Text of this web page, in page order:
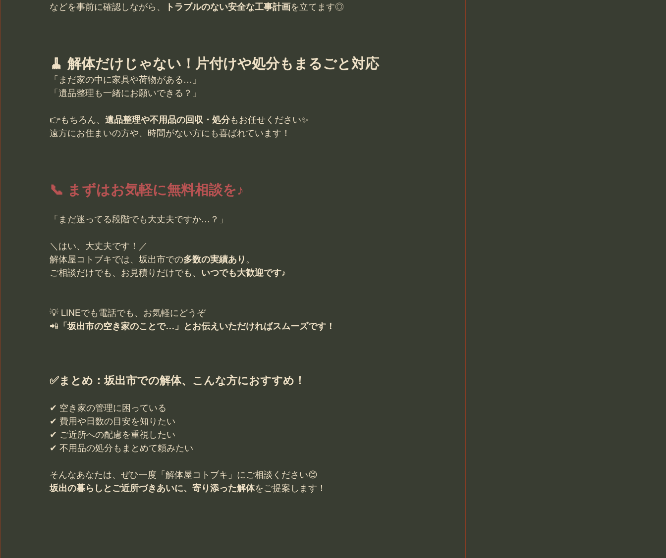
などを事前に確認しながら、
トラブルのない安全な工事計画を立てます◎
🧹 解体だけじゃない！片付けや処分もまるごと対応
「まだ家の中に家具や荷物がある…」
「遺品整理も一緒にお願いできる？」
👉もちろん、 遺品整理や不用品の回収・処分もお任せください✨
遠方にお住まいの方や、時間がない方にも喜ばれています！
📞 まずはお気軽に無料相談を♪
「まだ迷ってる段階でも大丈夫ですか…？」
＼はい、大丈夫です！／
解体屋コトブキでは、坂出市での多数の実績あり。
ご相談だけでも、お見積りだけでも、 いつでも大歓迎です♪
💡 LINEでも電話でも、お気軽にどうぞ
📲 「坂出市の空き家のことで…」とお伝えいただければスムーズです！
✅まとめ：坂出市での解体、こんな方におすすめ！
✔ 空き家の管理に困っている
✔ 費用や日数の目安を知りたい
✔ ご近所への配慮を重視したい
✔ 不用品の処分もまとめて頼みたい
そんなあなたは、ぜひ一度「解体屋コトブキ」にご相談ください😊
坂出の暮らしとご近所づきあいに、寄り添った解体をご提案します！